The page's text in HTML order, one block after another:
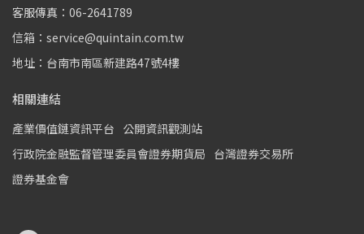
客服傳真：06-2641789
信箱：service@quintain.com.tw
地址：台南市南區新建路47號4樓
相關連結
產業價值鏈資訊平台 公開資訊觀測站
行政院金融監督管理委員會證券期貨局 台灣證券交易所
證券基金會